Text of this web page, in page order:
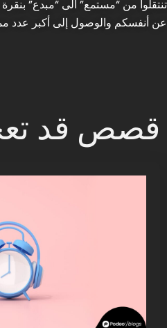
تنتقلوا من “مستمع” الى “مبدع” بنقرة
عن أنفسكم والوصول إلى أكبر عدد
قصص قد